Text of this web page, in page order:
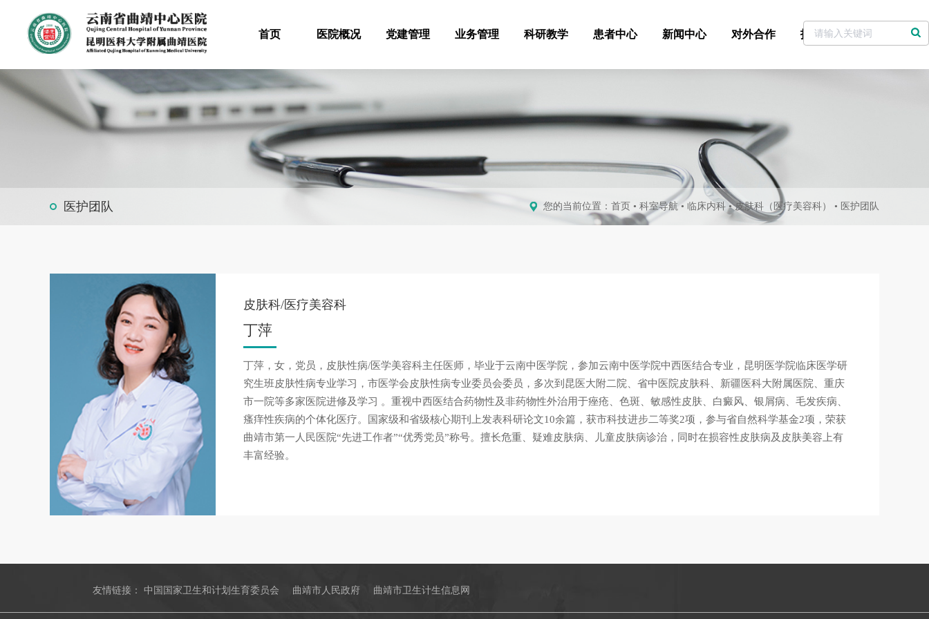
首页 医院概况 党建管理 业务管理 科研教学 患者中心 新闻中心 对外合作 招标采购 党委书记信箱
医护团队 您的当前位置： 首页 • 科室导航 • 临床内科 •皮肤科（医疗美容科） • 医护团队
皮肤科/医疗美容科
丁萍
丁萍，女，党员，皮肤性病/医学美容科主任医师，毕业于云南中医学院，参加云南中医学院中西医结合专业，昆明医学院临床医学研
究生班皮肤性病专业学习，市医学会皮肤性病专业委员会委员，多次到昆医大附二院、省中医院皮肤科、新疆医科大附属医院、重庆
市一院等多家医院进修及学习 。重视中西医结合药物性及非药物性外治用于痤疮、色斑、敏感性皮肤、白癜风、银屑病、毛发疾病、
瘙痒性疾病的个体化医疗。国家级和省级核心期刊上发表科研论文10余篇，获市科技进步二等奖2项，参与省自然科学基金2项，荣获
曲靖市第一人民医院“先进工作者”“优秀党员”称号。擅长危重、疑难皮肤病、儿童皮肤病诊治，同时在损容性皮肤病及皮肤美容上有
丰富经验。
友情链接：中国国家卫生和计划生育委员会 曲靖市人民政府 曲靖市卫生计生信息网